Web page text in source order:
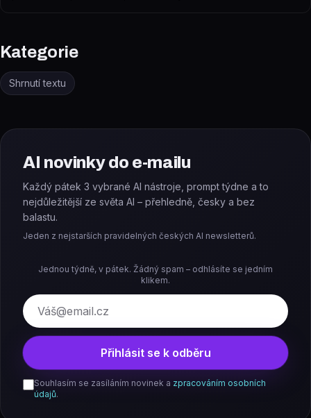
Kategorie
Shrnutí textu
AI novinky do e-mailu
Každý pátek 3 vybrané AI nástroje, prompt týdne a to
nejdůležitější ze světa AI – přehledně, česky a bez
balastu.
Jeden z nejstarších pravidelných českých AI newsletterů.
Jednou týdně, v pátek. Žádný spam – odhlásíte se jedním
klikem.
E-mail
Přihlásit se k odběru
Souhlasím se zasíláním novinek a zpracováním osobních
údajů.